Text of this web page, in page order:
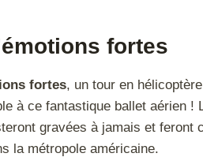
fortes
fortes, un tour en
à ce fantastique ballet aérien
gravées à jamais et feront
la métropole américaine.